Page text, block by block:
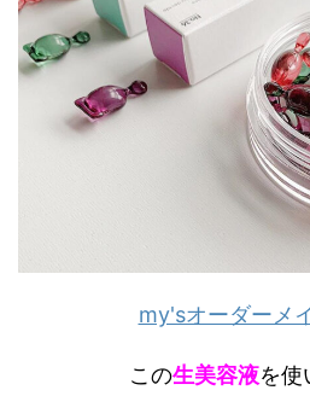
my'sオーダーメ
この生美容液を使